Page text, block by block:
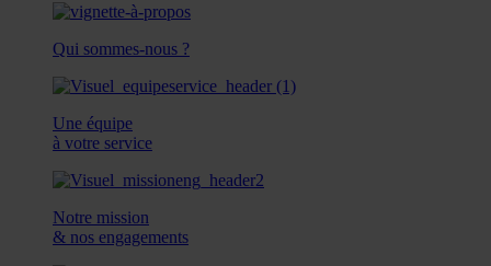
Qui sommes-nous ?
Une équipe
à votre service
Notre mission
& nos engagements